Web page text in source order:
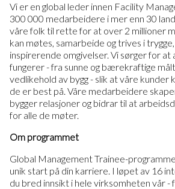
Vi er en global leder innen Facility
300 000 medarbeidere i mer enn 30
våre folk til rette for at over 2 millioner
kan møtes, samarbeide og trives i
inspirerende omgivelser. Vi sørger for at
fungerer - fra sunne og bærekraftige
vedlikehold av bygg - slik at våre kunder
de er best på. Våre medarbeidere
bygger relasjoner og bidrar til at
for alle de møter.
Om programmet
Global Management Trainee-
unik start på din karriere. I løpet av 16
du bred innsikt i hele virksomheten vår -